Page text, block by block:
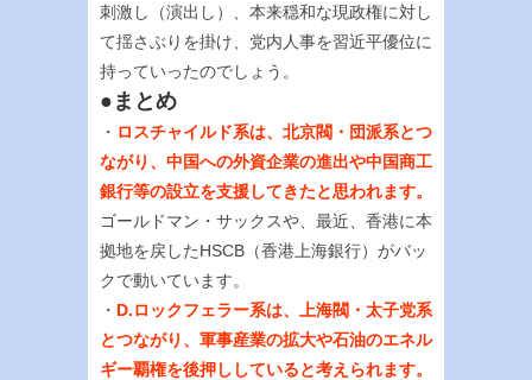
刺激し（演出し）、本来穏和な現政権に対し
て揺さぶりを掛け、党内人事を習近平優位に
持っていったのでしょう。
●まとめ
・ ロスチャイルド系は、北京閥・団派系とつ
ながり、中国への外資企業の進出や中国商工
銀行等の設立を支援してきたと思われます。
ゴールドマン・サックスや、最近、香港に本
拠地を戻したHSCB（香港上海銀行）がバッ
クで動いています。
・ D.ロックフェラー系は、上海閥・太子党系
とつながり、軍事産業の拡大や石油のエネル
ギー覇権を後押ししていると考えられます。